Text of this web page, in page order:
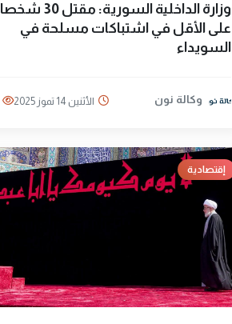
وزارة الداخلية السورية: مقتل 30 شخصا
على الأقل في اشتباكات مسلحة في
السويداء
وكالة نون الأثنين 14 تموز 2025
إقتصادية